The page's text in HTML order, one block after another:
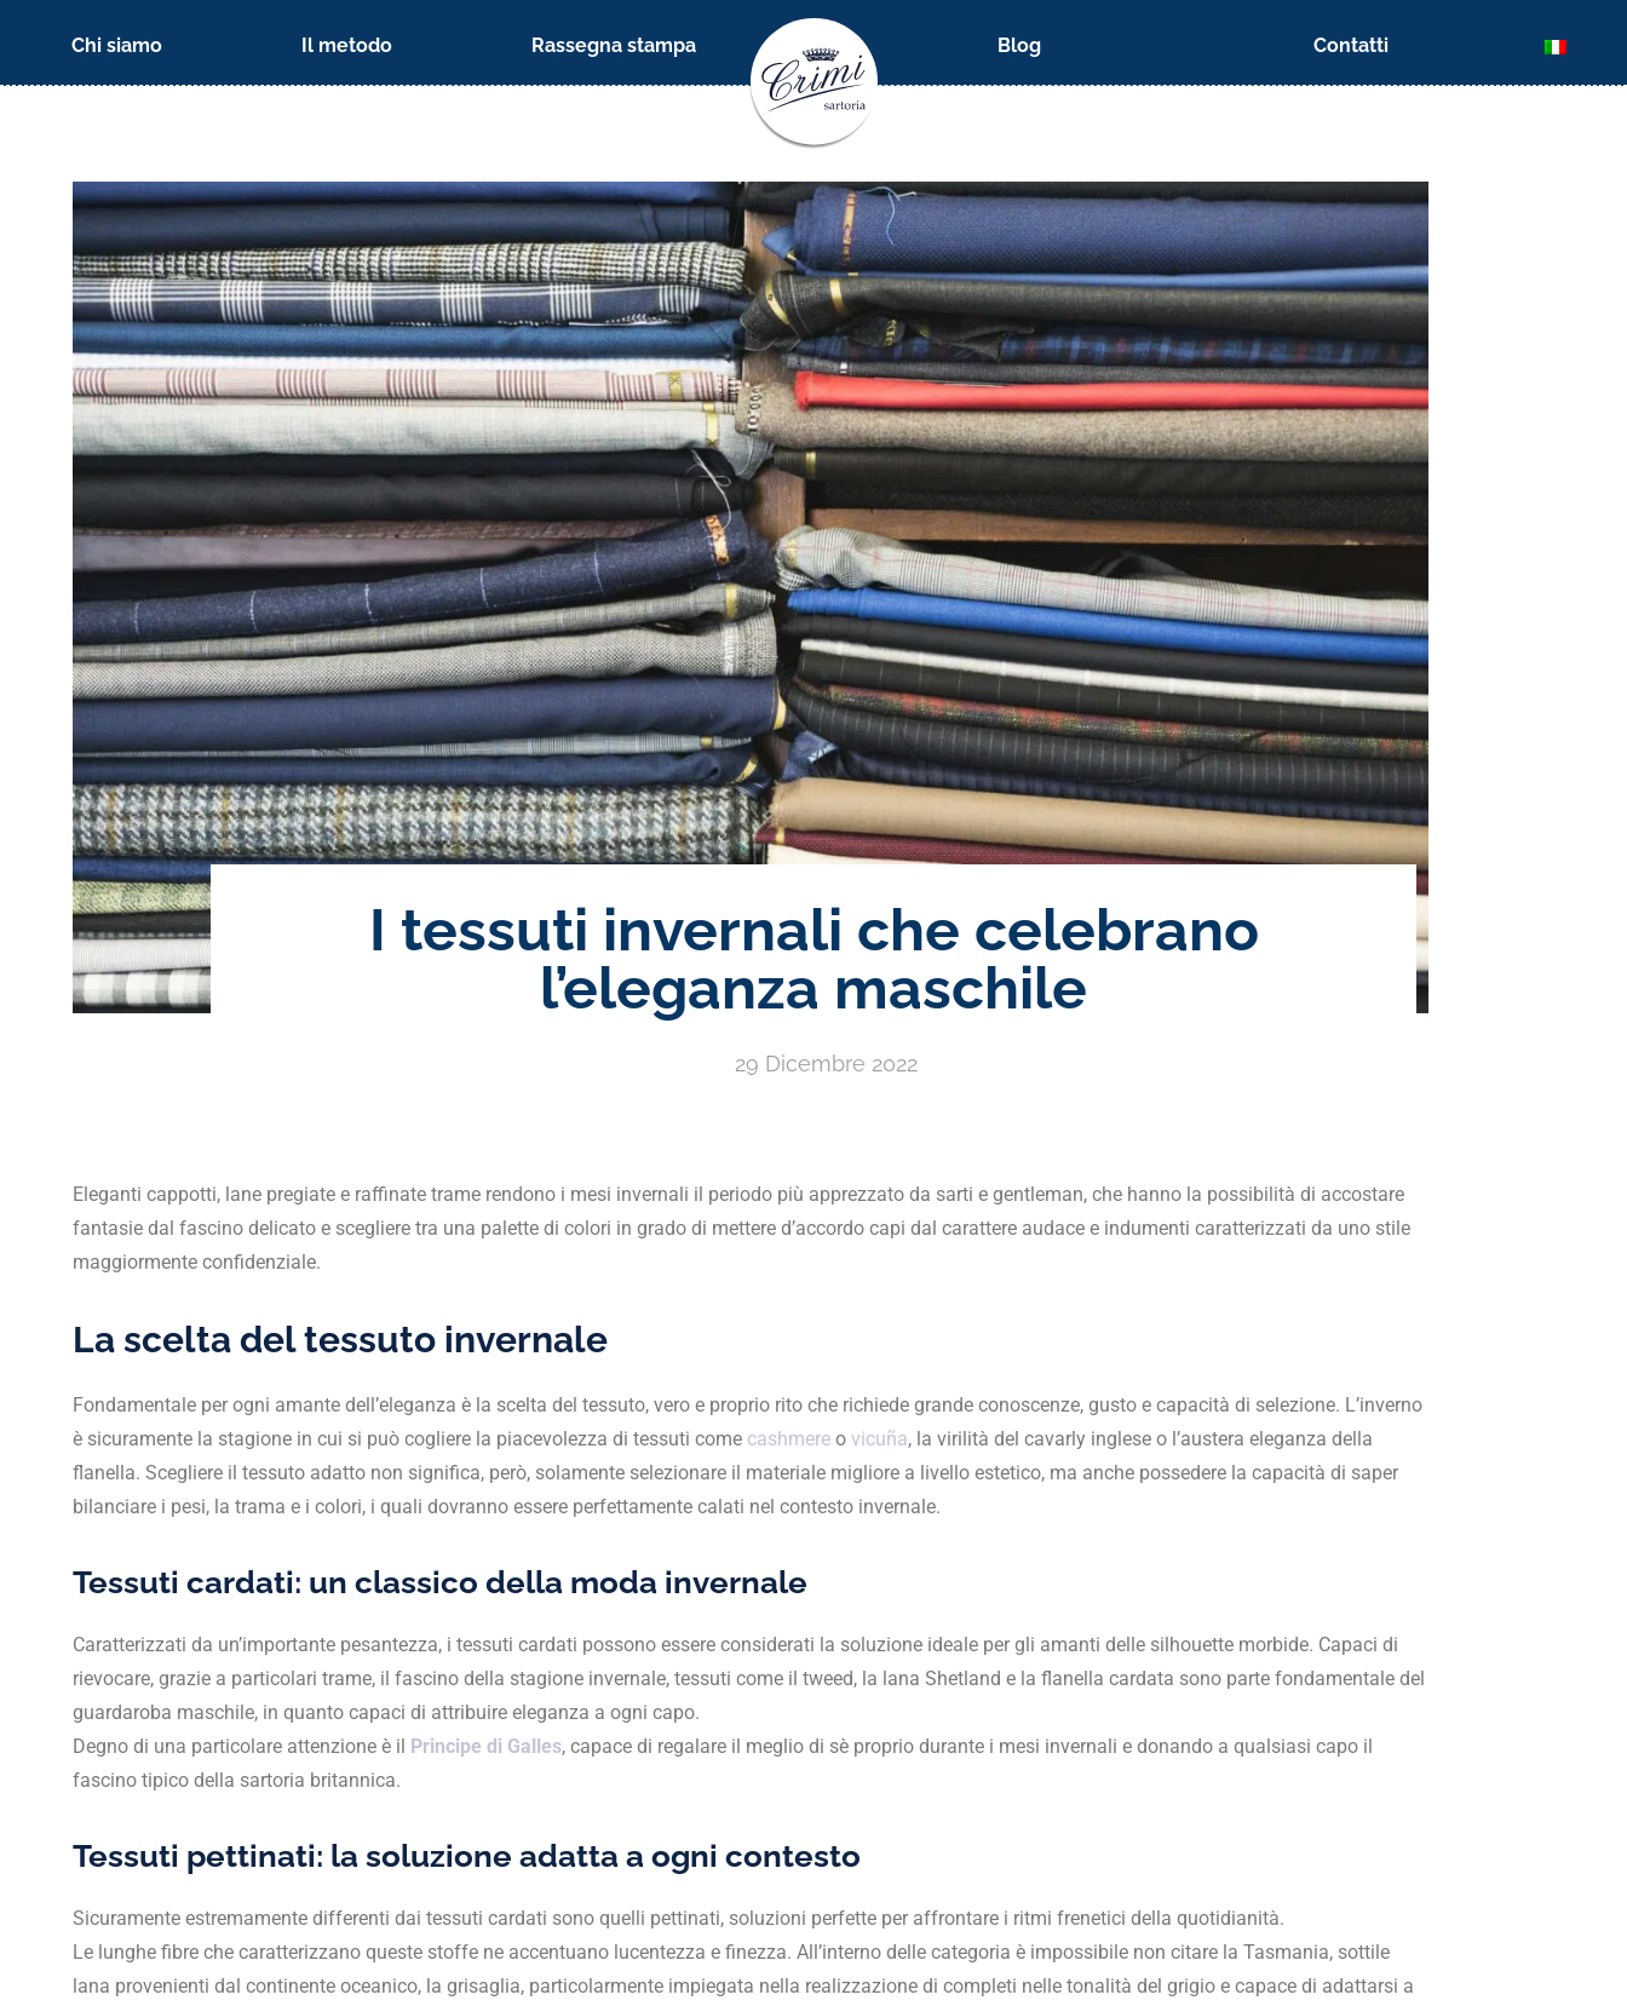
Chi siamo Il metodo Rassegna stampa Blog Contatti
I tessuti invernali che celebrano
l’eleganza maschile
29 Dicembre 2022
Eleganti cappotti, lane pregiate e raffinate trame rendono i mesi invernali il periodo più apprezzato da sarti e gentleman, che hanno la possibilità di accostare
fantasie dal fascino delicato e scegliere tra una palette di colori in grado di mettere d’accordo capi dal carattere audace e indumenti caratterizzati da uno stile
maggiormente confidenziale.
La scelta del tessuto invernale
Fondamentale per ogni amante dell’eleganza è la scelta del tessuto, vero e proprio rito che richiede grande conoscenze, gusto e capacità di selezione. L’inverno
è sicuramente la stagione in cui si può cogliere la piacevolezza di tessuti come cashmere o vicuña, la virilità del cavarly inglese o l’austera eleganza della
flanella. Scegliere il tessuto adatto non significa, però, solamente selezionare il materiale migliore a livello estetico, ma anche possedere la capacità di saper
bilanciare i pesi, la trama e i colori, i quali dovranno essere perfettamente calati nel contesto invernale.
Tessuti cardati: un classico della moda invernale
Caratterizzati da un’importante pesantezza, i tessuti cardati possono essere considerati la soluzione ideale per gli amanti delle silhouette morbide. Capaci di
rievocare, grazie a particolari trame, il fascino della stagione invernale, tessuti come il tweed, la lana Shetland e la flanella cardata sono parte fondamentale del
guardaroba maschile, in quanto capaci di attribuire eleganza a ogni capo.
Degno di una particolare attenzione è il Principe di Galles, capace di regalare il meglio di sè proprio durante i mesi invernali e donando a qualsiasi capo il
fascino tipico della sartoria britannica.
Tessuti pettinati: la soluzione adatta a ogni contesto
Sicuramente estremamente differenti dai tessuti cardati sono quelli pettinati, soluzioni perfette per affrontare i ritmi frenetici della quotidianità.
Le lunghe fibre che caratterizzano queste stoffe ne accentuano lucentezza e finezza. All’interno delle categoria è impossibile non citare la Tasmania, sottile
lana provenienti dal continente oceanico, la grisaglia, particolarmente impiegata nella realizzazione di completi nelle tonalità del grigio e capace di adattarsi a